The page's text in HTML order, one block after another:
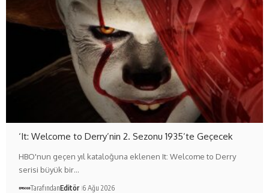
‘It: Welcome to Derry’nin 2. Sezonu 1935’te Geçecek
HBO'nun geçen yıl kataloğuna eklenen It: Welcome to Derry
serisi büyük bir…
TarafındanEditör 6 Ağu 2026